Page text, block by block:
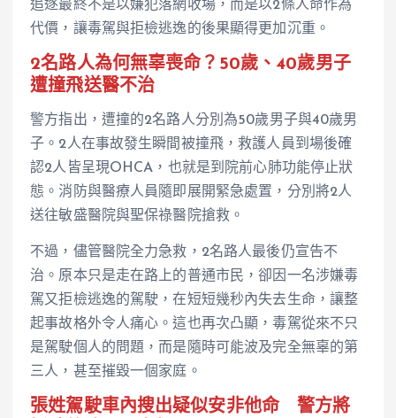
追逐最終不是以嫌犯落網收場，而是以2條人命作為
代價，讓毒駕與拒檢逃逸的後果顯得更加沉重。
2名路人為何無辜喪命？50歲、40歲男子
遭撞飛送醫不治
警方指出，遭撞的2名路人分別為50歲男子與40歲男
子。2人在事故發生瞬間被撞飛，救護人員到場後確
認2人皆呈現OHCA，也就是到院前心肺功能停止狀
態。消防與醫療人員隨即展開緊急處置，分別將2人
送往敏盛醫院與聖保祿醫院搶救。
不過，儘管醫院全力急救，2名路人最後仍宣告不
治。原本只是走在路上的普通市民，卻因一名涉嫌毒
駕又拒檢逃逸的駕駛，在短短幾秒內失去生命，讓整
起事故格外令人痛心。這也再次凸顯，毒駕從來不只
是駕駛個人的問題，而是隨時可能波及完全無辜的第
三人，甚至摧毀一個家庭。
張姓駕駛車內搜出疑似安非他命 警方將